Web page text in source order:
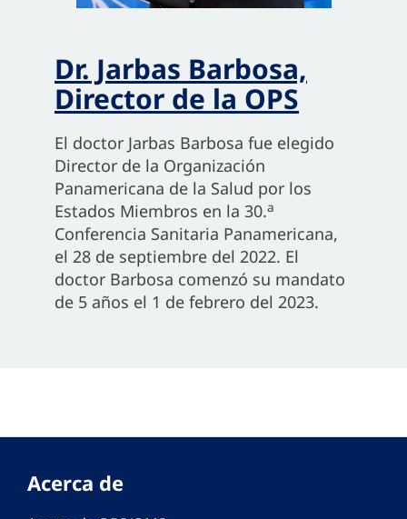
Dr. Jarbas Barbosa,
Director de la OPS
El doctor Jarbas Barbosa fue elegido
Director de la Organización
Panamericana de la Salud por los
Estados Miembros en la 30.a
Conferencia Sanitaria Panamericana,
el 28 de septiembre del 2022. El
doctor Barbosa comenzó su mandato
de 5 años el 1 de febrero del 2023.
Acerca de